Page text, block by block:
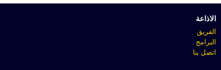
الاذاعة
الفريق
البرامج
اتصل بنا